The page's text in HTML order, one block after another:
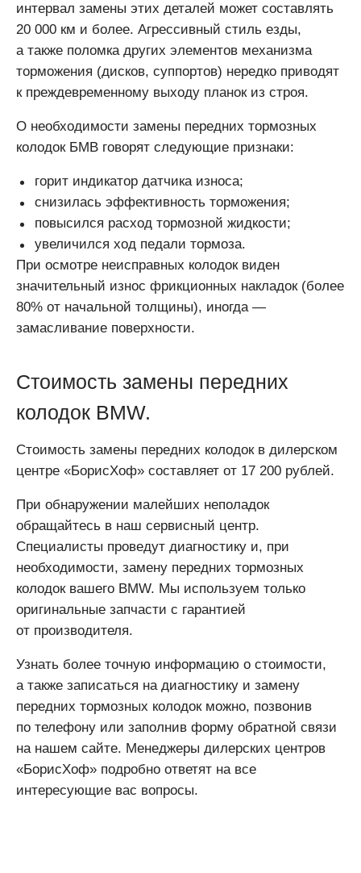
интервал замены этих деталей может составлять
20 000 км и более. Агрессивный стиль езды,
а также поломка других элементов механизма
торможения (дисков, суппортов) нередко приводят
к преждевременному выходу планок из строя.
О необходимости замены передних тормозных
колодок БМВ говорят следующие признаки:
горит индикатор датчика износа;
снизилась эффективность торможения;
повысился расход тормозной жидкости;
увеличился ход педали тормоза.
При осмотре неисправных колодок виден
значительный износ фрикционных накладок (более
80% от начальной толщины), иногда —
замасливание поверхности.
Стоимость замены передних
колодок BMW.
Стоимость замены передних колодок в дилерском
центре «БорисХоф» составляет от 17 200 рублей.
При обнаружении малейших неполадок
обращайтесь в наш сервисный центр.
Специалисты проведут диагностику и, при
необходимости, замену передних тормозных
колодок вашего BMW. Мы используем только
оригинальные запчасти с гарантией
от производителя.
Узнать более точную информацию о стоимости,
а также записаться на диагностику и замену
передних тормозных колодок можно, позвонив
по телефону или заполнив форму обратной связи
на нашем сайте. Менеджеры дилерских центров
«БорисХоф» подробно ответят на все
интересующие вас вопросы.